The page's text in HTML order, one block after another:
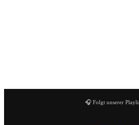
🎧 Folgt unserer